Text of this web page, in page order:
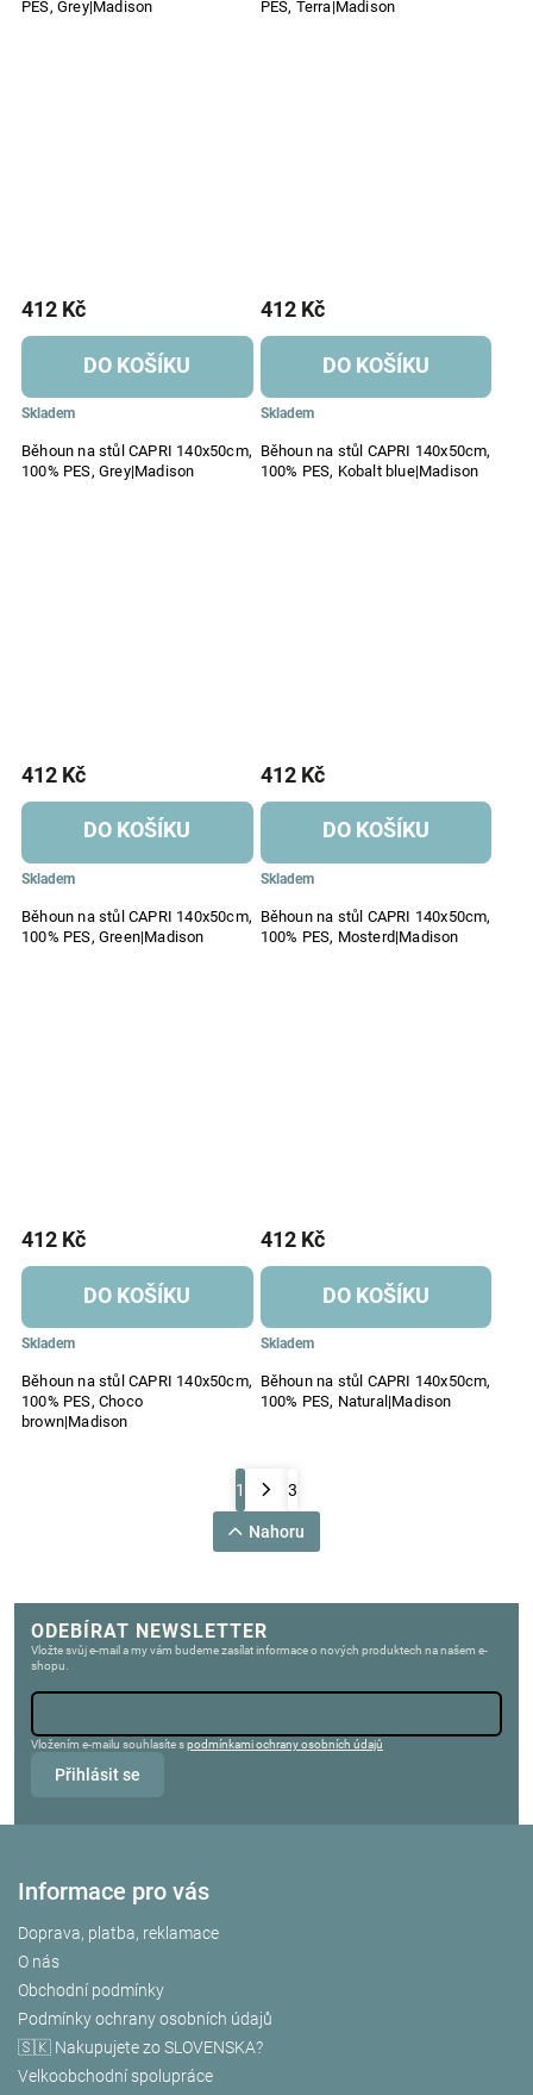
PES, Grey|Madison PES, Terra|Madison
Běhoun na stůl CAPRI 140x50cm,
100% PES, Grey|Madison
Skladem
412 Kč
DO KOŠÍKU
Běhoun na stůl CAPRI 140x50cm,
100% PES, Kobalt blue|Madison
Skladem
412 Kč
DO KOŠÍKU
Běhoun na stůl CAPRI 140x50cm,
100% PES, Green|Madison
Skladem
412 Kč
DO KOŠÍKU
Běhoun na stůl CAPRI 140x50cm,
100% PES, Mosterd|Madison
Skladem
412 Kč
DO KOŠÍKU
Běhoun na stůl CAPRI 140x50cm,
100% PES, Choco
brown|Madison
Skladem
412 Kč
DO KOŠÍKU
Běhoun na stůl CAPRI 140x50cm,
100% PES, Natural|Madison
Skladem
412 Kč
DO KOŠÍKU
1 3
Nahoru
ODEBÍRAT NEWSLETTER
Vložte svůj e-mail a my vám budeme zasílat informace o nových produktech na našem e-
shopu.
Vložením e-mailu souhlasíte spodmínkami ochrany osobních údajů
Přihlásit se
Informace pro vás
Doprava, platba, reklamace
O nás
Obchodní podmínky
Podmínky ochrany osobních údajů
🇸🇰 Nakupujete zo SLOVENSKA?
Velkoobchodní spolupráce